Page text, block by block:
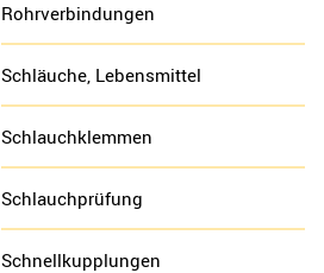
Rohrverbindungen
Schläuche, Lebensmittel
Schlauchklemmen
Schlauchprüfung
Schnellkupplungen